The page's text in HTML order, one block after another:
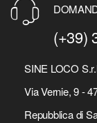
(+39)
SINE LOCO
Via Vernie, 9 -
Repubblica di